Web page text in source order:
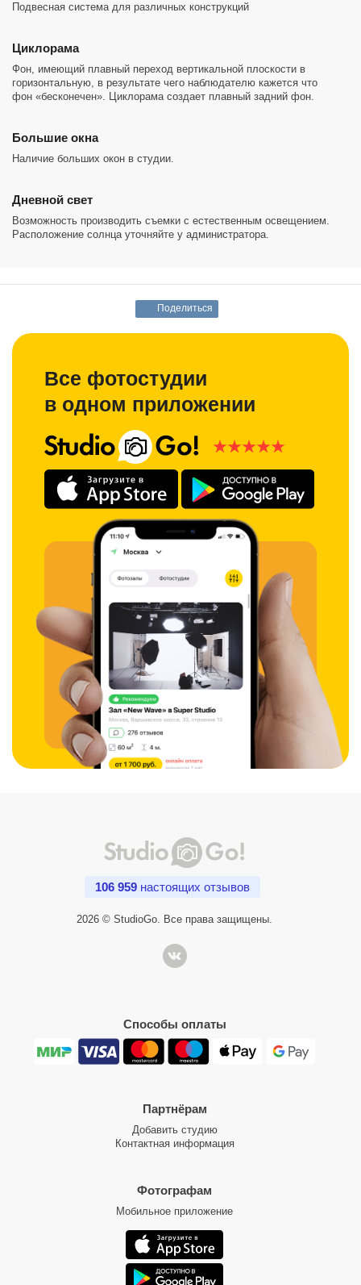
Подвесная система для различных конструкций
Циклорама
Фон, имеющий плавный переход вертикальной плоскости в
горизонтальную, в результате чего наблюдателю кажется что
фон «бесконечен». Циклорама создает плавный задний фон.
Большие окна
Наличие больших окон в студии.
Дневной свет
Возможность производить съемки с естественным освещением.
Расположение солнца уточняйте у администратора.
Поделиться
Все фотостудии
в одном приложении
106 959 настоящих отзывов
2026 © StudioGo. Все права защищены.
Способы оплаты
Партнёрам
Добавить студию
Контактная информация
Фотографам
Мобильное приложение